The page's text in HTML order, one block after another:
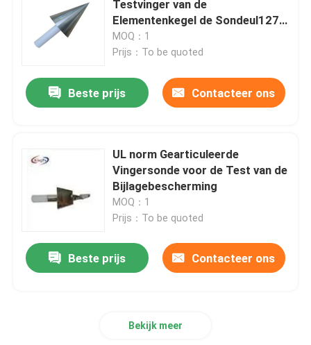
Testvinger van de
Elementenkegel de Sondeul1278
Figuur 10.1 Norm
MOQ：1
Prijs：To be quoted
Beste prijs Contacteer ons
UL norm Gearticuleerde
Vingersonde voor de Test van de
Bijlagebescherming
MOQ：1
Prijs：To be quoted
Beste prijs Contacteer ons
Bekijk meer